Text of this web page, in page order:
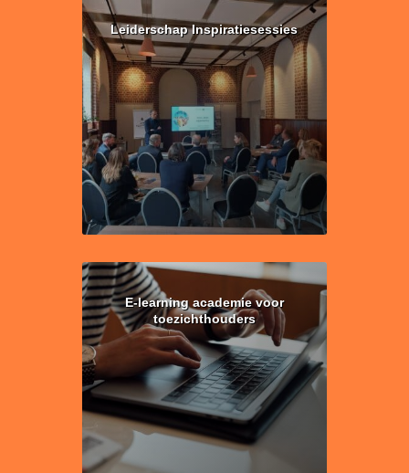
Leiderschap Inspiratiesessies
E-learning academie voor
toezichthouders